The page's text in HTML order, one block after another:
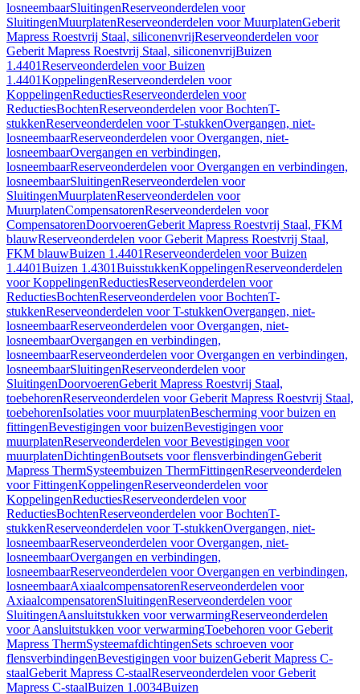
losneembaarSluitingenReserveonderdelen voor
SluitingenMuurplatenReserveonderdelen voor MuurplatenGeberit
Mapress Roestvrij Staal, siliconenvrijReserveonderdelen voor
Geberit Mapress Roestvrij Staal, siliconenvrijBuizen
1.4401Reserveonderdelen voor Buizen
1.4401KoppelingenReserveonderdelen voor
KoppelingenReductiesReserveonderdelen voor
ReductiesBochtenReserveonderdelen voor BochtenT-
stukkenReserveonderdelen voor T-stukkenOvergangen, niet-
losneembaarReserveonderdelen voor Overgangen, niet-
losneembaarOvergangen en verbindingen,
losneembaarReserveonderdelen voor Overgangen en verbindingen,
losneembaarSluitingenReserveonderdelen voor
SluitingenMuurplatenReserveonderdelen voor
MuurplatenCompensatorenReserveonderdelen voor
CompensatorenDoorvoerenGeberit Mapress Roestvrij Staal, FKM
blauwReserveonderdelen voor Geberit Mapress Roestvrij Staal,
FKM blauwBuizen 1.4401Reserveonderdelen voor Buizen
1.4401Buizen 1.4301BuisstukkenKoppelingenReserveonderdelen
voor KoppelingenReductiesReserveonderdelen voor
ReductiesBochtenReserveonderdelen voor BochtenT-
stukkenReserveonderdelen voor T-stukkenOvergangen, niet-
losneembaarReserveonderdelen voor Overgangen, niet-
losneembaarOvergangen en verbindingen,
losneembaarReserveonderdelen voor Overgangen en verbindingen,
losneembaarSluitingenReserveonderdelen voor
SluitingenDoorvoerenGeberit Mapress Roestvrij Staal,
toebehorenReserveonderdelen voor Geberit Mapress Roestvrij Staal,
toebehorenIsolaties voor muurplatenBescherming voor buizen en
fittingenBevestigingen voor buizenBevestigingen voor
muurplatenReserveonderdelen voor Bevestigingen voor
muurplatenDichtingenBoutsets voor flensverbindingenGeberit
Mapress ThermSysteembuizen ThermFittingenReserveonderdelen
voor FittingenKoppelingenReserveonderdelen voor
KoppelingenReductiesReserveonderdelen voor
ReductiesBochtenReserveonderdelen voor BochtenT-
stukkenReserveonderdelen voor T-stukkenOvergangen, niet-
losneembaarReserveonderdelen voor Overgangen, niet-
losneembaarOvergangen en verbindingen,
losneembaarReserveonderdelen voor Overgangen en verbindingen,
losneembaarAxiaalcompensatorenReserveonderdelen voor
AxiaalcompensatorenSluitingenReserveonderdelen voor
SluitingenAansluitstukken voor verwarmingReserveonderdelen
voor Aansluitstukken voor verwarmingToebehoren voor Geberit
Mapress ThermSysteemafdichtingenSets schroeven voor
flensverbindingenBevestigingen voor buizenGeberit Mapress C-
staalGeberit Mapress C-staalReserveonderdelen voor Geberit
Mapress C-staalBuizen 1.0034Buizen